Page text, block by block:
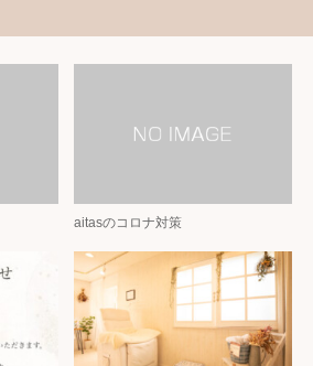
aitasのコロナ対策